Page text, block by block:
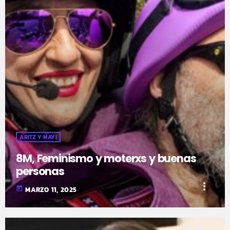
ARITZ Y MAYI
8M, Feminismo y moterxs y buenas
personas
today MARZO 11, 2025 more_vert